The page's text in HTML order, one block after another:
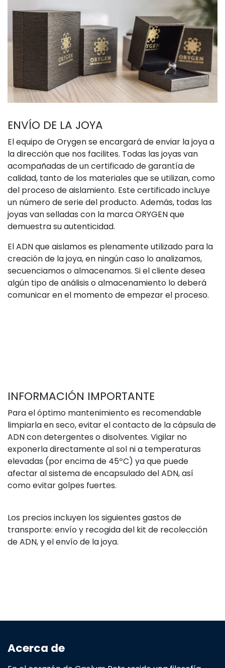
ENVÍO DE LA JOYA
El equipo de Orygen se encargará de enviar la joya a
la dirección que nos facilites. Todas las joyas van
acompañadas de un certificado de garantía de
calidad, tanto de los materiales que se utilizan, como
del proceso de aislamiento. Este certificado incluye
un número de serie del producto. Además, todas las
joyas van selladas con la marca ORYGEN que
demuestra su autenticidad.
El ADN que aislamos es plenamente utilizado para la
creación de la joya, en ningún caso lo analizamos,
secuenciamos o almacenamos. Si el cliente desea
algún tipo de análisis o almacenamiento lo deberá
comunicar en el momento de empezar el proceso.
INFORMACIÓN IMPORTANTE
Para el óptimo mantenimiento es recomendable
limpiarla en seco, evitar el contacto de la cápsula de
ADN con detergentes o disolventes. Vigilar no
exponerla directamente al sol ni a temperaturas
elevadas (por encima de 45ºC) ya que puede
afectar al sistema de encapsulado del ADN, así
como evitar golpes fuertes.
Los precios incluyen los siguientes gastos de
transporte: envío y recogida del kit de recolección
de ADN, y el envío de la joya.